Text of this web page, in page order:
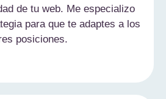
de tu web. Me especializo
para que te adaptes a los
posiciones.